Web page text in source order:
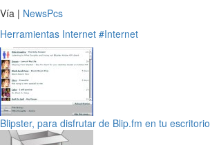
Vía | NewsPcs
Herramientas Internet #Internet
Blipster, para disfrutar de Blip.fm en tu escritorio